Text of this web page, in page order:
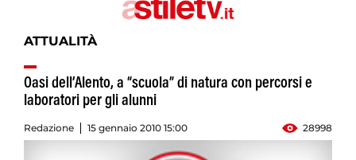
ATTUALITÀ
Oasi dell’Alento, a “scuola” di natura con percorsi e
laboratori per gli alunni
Redazione 15 gennaio 2010 15:00 28998